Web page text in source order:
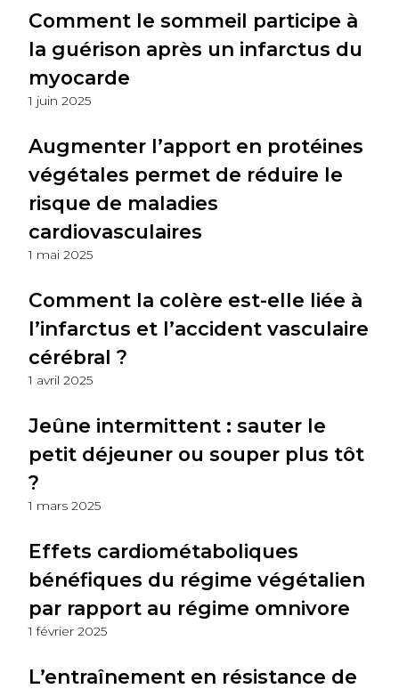
Comment le sommeil participe à
la guérison après un infarctus du
myocarde
1 juin 2025
Augmenter l’apport en protéines
végétales permet de réduire le
risque de maladies
cardiovasculaires
1 mai 2025
Comment la colère est-elle liée à
l’infarctus et l’accident vasculaire
cérébral ?
1 avril 2025
Jeûne intermittent : sauter le
petit déjeuner ou souper plus tôt
?
1 mars 2025
Effets cardiométaboliques
bénéfiques du régime végétalien
par rapport au régime omnivore
1 février 2025
L’entraînement en résistance de